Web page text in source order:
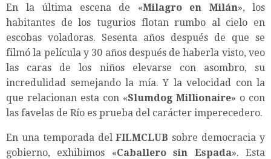
En la última escena de «Milagro en Milán», los
habitantes de los tugurios flotan rumbo al cielo en
escobas voladoras. Sesenta años después de que se
filmó la película y 30 años después de haberla visto, veo
las caras de los niños elevarse con asombro, su
incredulidad semejando la mía. Y la velocidad con la
que relacionan esta con «Slumdog Millionaire» o con
las favelas de Río es prueba del carácter imperecedero.
En una temporada del FILMCLUB sobre democracia y
gobierno, exhibimos «Caballero sin Espada». Esta